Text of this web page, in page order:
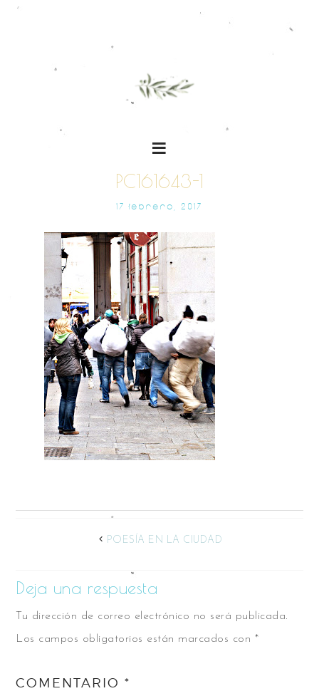
PC161643-1
17 FEBRERO, 2017
POESÍA EN LA CIUDAD
Deja una respuesta
Tu dirección de correo electrónico no será publicada.
Los campos obligatorios están marcados con *
COMENTARIO*